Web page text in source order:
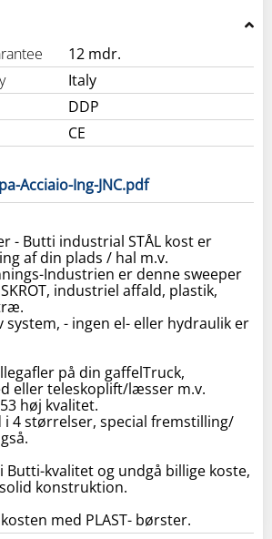
12 mdr.
Italy
DDP
CE
Acciaio-Ing-JNC.pdf
- Butti industrial STÅL kost er
af din plads / hal m.v.
Industrien er denne sweeper
industriel affald, plastik,
system, - ingen el- eller hydraulik er
på din gaffelTruck,
eller teleskoplift/læsser m.v.
høj kvalitet.
i 4 størrelser, special fremstilling/
Butti-kvalitet og undgå billige koste,
konstruktion.
med PLAST- børster.